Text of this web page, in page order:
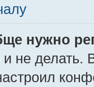
нужно
не делать.